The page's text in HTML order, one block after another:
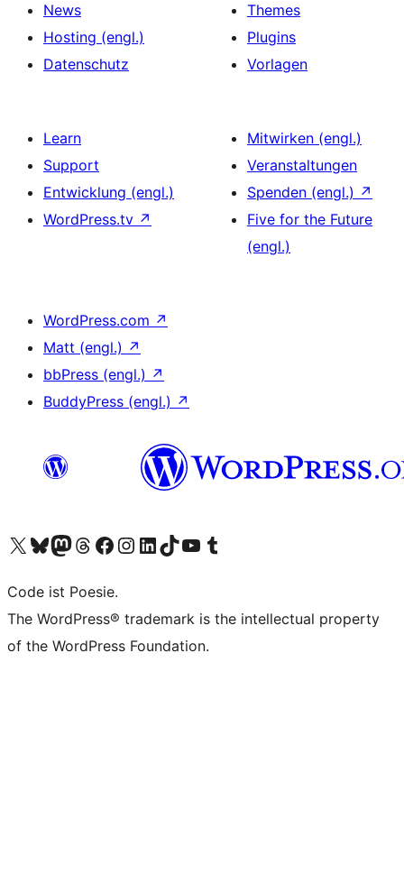
News
Hosting (engl.)
Datenschutz
Themes
Plugins
Vorlagen
Learn
Support
Entwicklung (engl.)
WordPress.tv ↗
Mitwirken (engl.)
Veranstaltungen
Spenden (engl.) ↗
Five for the Future
(engl.)
WordPress.com ↗
Matt (engl.) ↗
bbPress (engl.) ↗
BuddyPress (engl.) ↗
Unser X-Konto (früher Twitter) besuchen
Unser Bluesky-Konto besuchen
Unser Mastodon-Konto besuchen
Unser Threads-Konto besuchen
Unsere Facebook-Seite besuchen
Unser Instagram-Konto besuchen
Unser LinkedIn-Konto besuchen
Unser TikTok-Konto besuchen
Unseren YouTube-Kanal besuchen
Unser Tumblr-Konto besuchen
Code ist Poesie.
The WordPress® trademark is the intellectual property
of the WordPress Foundation.